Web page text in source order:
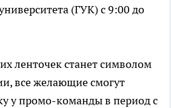
(ГУК) с 9:00 до
ленточек станет символом
все желающие смогут
у промо-команды в период с